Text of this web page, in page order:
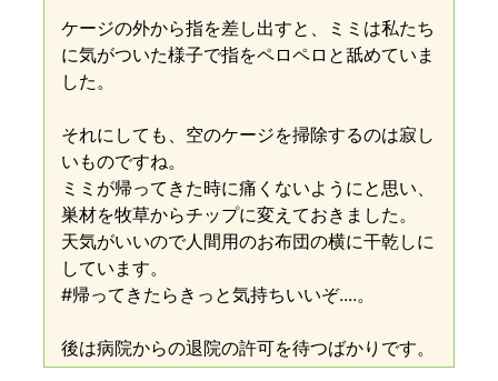
ケージの外から指を差し出すと、ミミは私たち
に気がついた様子で指をペロペロと舐めていま
した。
それにしても、空のケージを掃除するのは寂し
いものですね。
ミミが帰ってきた時に痛くないようにと思い、
巣材を牧草からチップに変えておきました。
天気がいいので人間用のお布団の横に干乾しに
しています。
#帰ってきたらきっと気持ちいいぞ....。
後は病院からの退院の許可を待つばかりです。